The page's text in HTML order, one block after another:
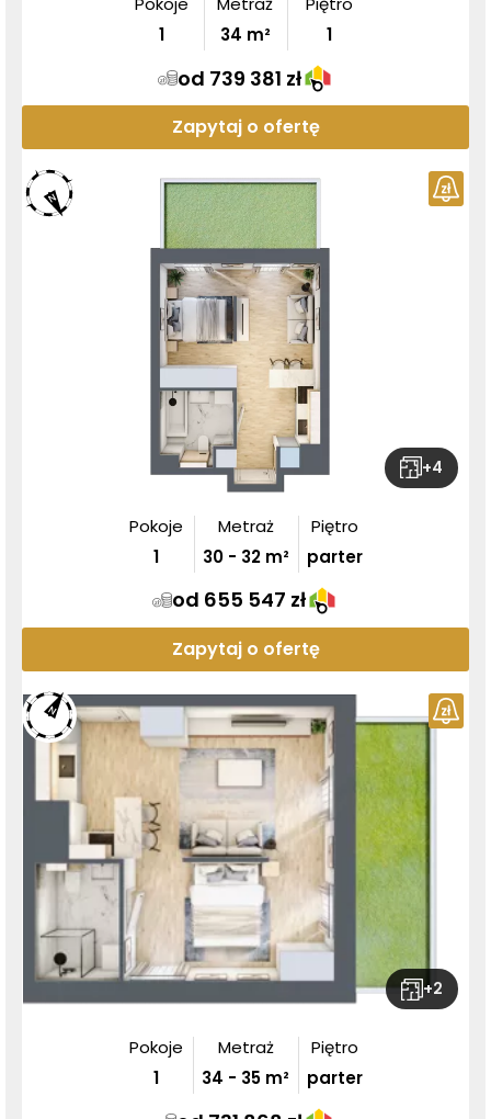
1
34 m²
1
od 739 381 zł
Zapytaj o ofertę
+4
Pokoje
1
Metraż
30- 32m²
Piętro
parter
od 655 547 zł
Zapytaj o ofertę
+2
Pokoje
1
Metraż
34 - 35 m²
Piętro
parter